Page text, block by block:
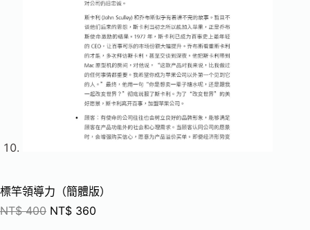
標竿領導力（簡體版）
NT$400 NT$ 360